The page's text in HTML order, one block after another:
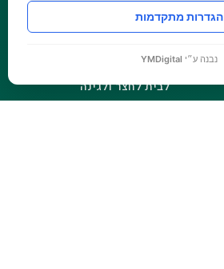
דשנים
ביגוד והנעלה
לבית לחצר ולגינה
טרקטורוני כיסוח
הגדרות מתקדמות
נבנה ע״י YMDigital